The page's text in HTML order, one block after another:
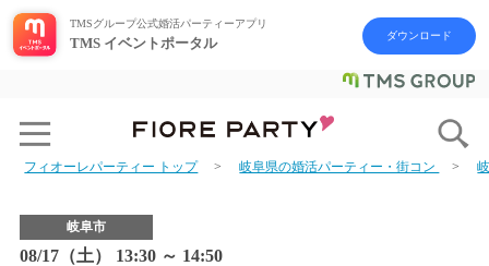
TMSグループ公式婚活パーティーアプリ
TMS イベントポータル ダウンロード
フィオーレパーティー トップ 岐阜県の婚活パーティー・街コン
岐阜市
08/17（土） 13:30 ～ 14:50